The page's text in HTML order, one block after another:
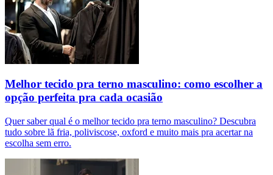
Melhor tecido pra terno masculino: como escolher a
opção perfeita pra cada ocasião
Quer saber qual é o melhor tecido pra terno masculino? Descubra
tudo sobre lã fria, poliviscose, oxford e muito mais pra acertar na
escolha sem erro.